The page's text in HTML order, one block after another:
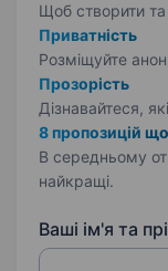
Щоб створити
Приватність
Розміщуйте
Прозорість
Дізнавайтеся,
8 пропозицій
В середньому
найкращі.
Ваші ім'я та